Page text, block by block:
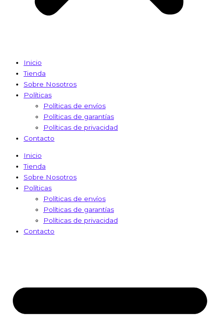
Inicio
Tienda
Sobre Nosotros
Políticas
Políticas de envíos
Políticas de garantías
Políticas de privacidad
Contacto
Inicio
Tienda
Sobre Nosotros
Políticas
Políticas de envíos
Políticas de garantías
Políticas de privacidad
Contacto